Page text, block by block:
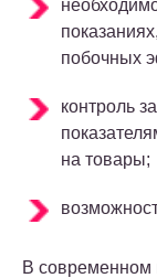
побочных
контроль
на товары;
В современном